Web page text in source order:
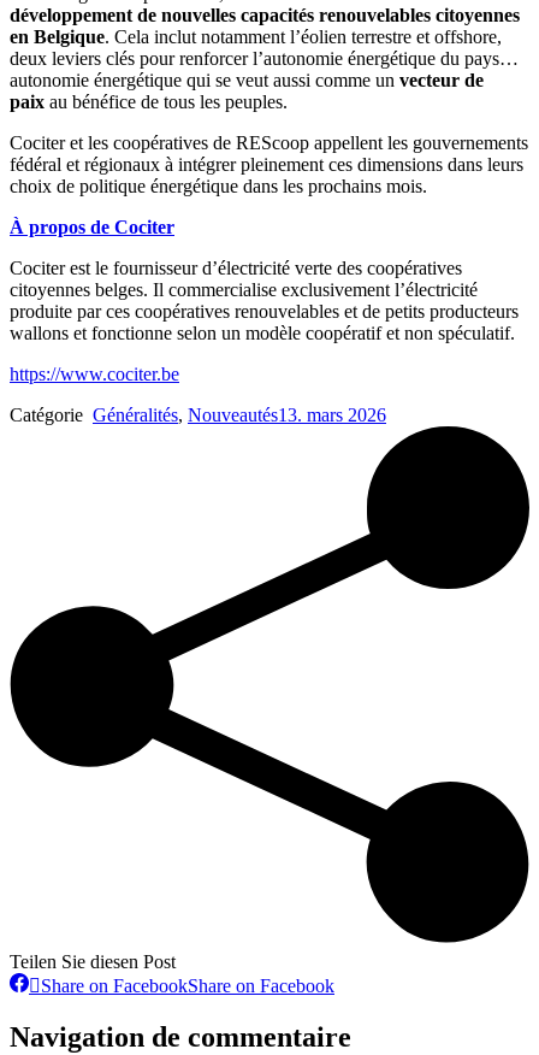
développement de nouvelles capacités renouvelables citoyennes
en Belgique. Cela inclut notamment l’éolien terrestre et offshore,
deux leviers clés pour renforcer l’autonomie énergétique du pays…
autonomie énergétique qui se veut aussi comme un vecteur de
paix au bénéfice de tous les peuples.
Cociter et les coopératives de REScoop appellent les gouvernements
fédéral et régionaux à intégrer pleinement ces dimensions dans leurs
choix de politique énergétique dans les prochains mois.
À propos de Cociter
Cociter est le fournisseur d’électricité verte des coopératives
citoyennes belges. Il commercialise exclusivement l’électricité
produite par ces coopératives renouvelables et de petits producteurs
wallons et fonctionne selon un modèle coopératif et non spéculatif.
https://www.cociter.be
Catégorie Généralités, Nouveautés13. mars 2026
Teilen Sie diesen Post
Share on FacebookShare on Facebook
Navigation de commentaire